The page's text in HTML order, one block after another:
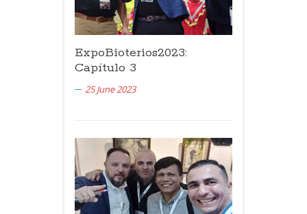
ExpoBioterios2023:
Capítulo 3
25 June 2023